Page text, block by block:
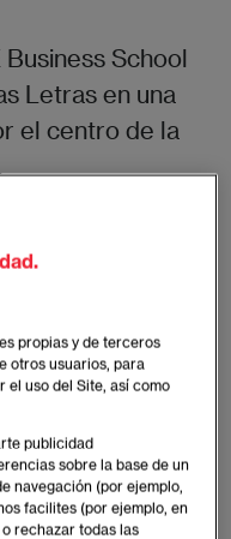
School
Letras en una
el centro de la
propias y de terceros
otros usuarios, para
el uso del Site, así como
publicidad
sobre la base de un
navegación (por ejemplo,
facilites (por ejemplo, en
rechazar todas las